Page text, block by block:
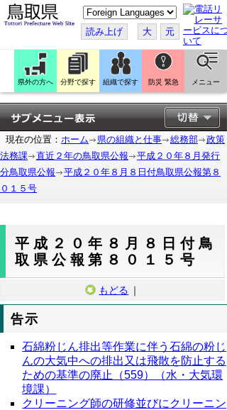
こ
の
ペ
ー
ジ
翻
訳
す
る
読み上げ 大 元
県外の方へ 分野で探す 組織で探す 防災 緊急 メニュー
現在の位置： ホーム 県の組織と仕事 総務部
政策
法務課
直近２年の鳥取県公報
平成２０年８月発行
分鳥取県公報
平成２０年８月８日付鳥取県公報第８
０１５号
平成２０年８月８日付鳥
取県公報第８０１５号
もどる ｜
告示
石綿粉じん排出等作業に伴う石綿の粉じ
んの大気中への排出又は飛散を防止する
ための基準の廃止（559）（水・大気環
境課）
クリーニング師の研修並びにクリーニン